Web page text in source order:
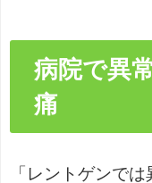
病院で異
痛
「レントゲンでは